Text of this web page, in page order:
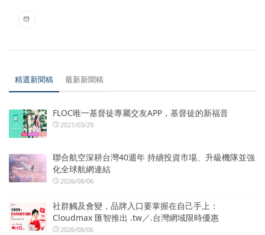
精選新聞稿 最新新聞稿
FLOC唯一基督徒專屬交友APP，基督徒的新福音
2021/03/29
聯合航空深耕台灣40週年 持續投資市場、升級機隊並強
化全球航網連結
2026/08/06
社群觸及會變，品牌入口要掌握在自己手上：
Cloudmax 匯智推出 .tw／.台灣網域限時優惠
2026/08/06